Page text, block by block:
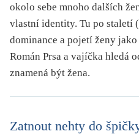
okolo sebe mnoho dalších
vlastní identity. Tu po staletí
dominance a pojetí ženy
Román Prsa a vajíčka hledá
znamená být žena.
Zatnout nehty do